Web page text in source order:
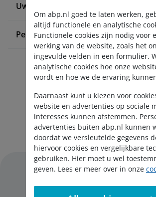
Uw pensioenadministratie doen
Pensioen bij ABP
Aanmelden
Om abp.nl goed te laten werken,
altijd functionele en analytische
Functionele cookies zijn nodig voor
werking van de website, zoals het
ingevulde velden in een formulier.
analytische cookies hoe onze
wordt en hoe we de ervaring
Daarnaast kunt u kiezen voor
website en advertenties op sociale
interesses kunnen afstemmen.
advertenties buiten abp.nl kunnen
doordat we versleutelde gegevens
hiervoor cookies en vergelijkbare
gebruiken. Hier moet u wel
geven. Lees er meer over in onze